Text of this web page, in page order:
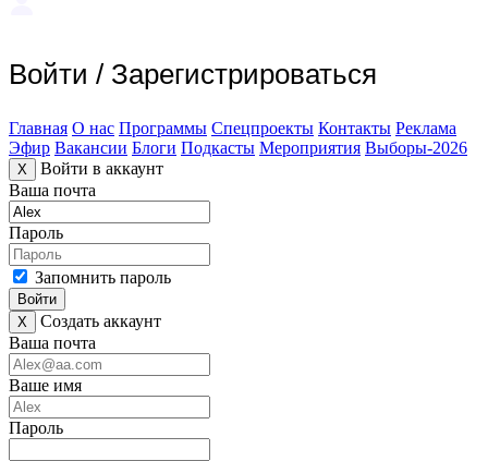
Войти / Зарегистрироваться
Главная О нас Программы Спецпроекты Контакты Реклама
Эфир Вакансии Блоги Подкасты Мероприятия Выборы-2026
X
Войти в аккаунт
Ваша почта
Пароль
Запомнить пароль
Войти
X
Создать аккаунт
Ваша почта
Ваше имя
Пароль